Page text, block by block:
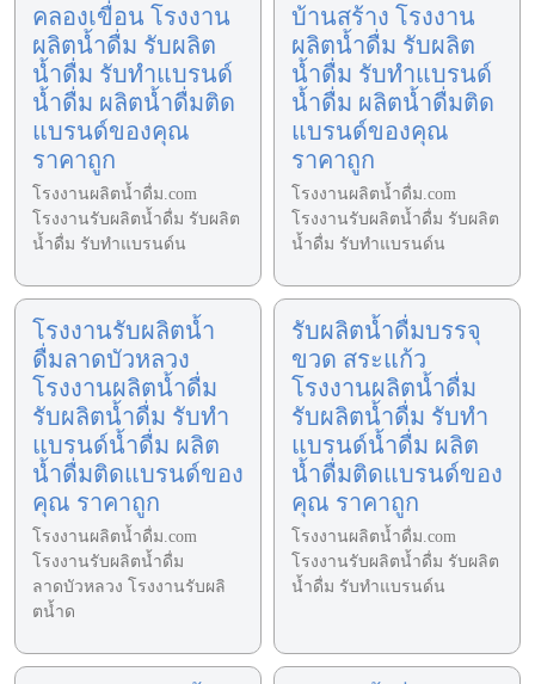
คลองเขื่อน โรงงาน
ผลิตน้ำดื่ม รับผลิต
น้ำดื่ม รับทำแบรนด์
น้ำดื่ม ผลิตน้ำดื่มติด
แบรนด์ของคุณ
ราคาถูก
โรงงานผลิตน้ำดื่ม.com
โรงงานรับผลิตน้ำดื่ม รับผลิต
น้ำดื่ม รับทำแบรนด์น
บ้านสร้าง โรงงาน
ผลิตน้ำดื่ม รับผลิต
น้ำดื่ม รับทำแบรนด์
น้ำดื่ม ผลิตน้ำดื่มติด
แบรนด์ของคุณ
ราคาถูก
โรงงานผลิตน้ำดื่ม.com
โรงงานรับผลิตน้ำดื่ม รับผลิต
น้ำดื่ม รับทำแบรนด์น
โรงงานรับผลิตน้ำ
ดื่มลาดบัวหลวง
โรงงานผลิตน้ำดื่ม
รับผลิตน้ำดื่ม รับทำ
แบรนด์น้ำดื่ม ผลิต
น้ำดื่มติดแบรนด์ของ
คุณ ราคาถูก
โรงงานผลิตน้ำดื่ม.com
โรงงานรับผลิตน้ำดื่ม
ลาดบัวหลวง โรงงานรับผลิ
ตน้ำด
รับผลิตน้ำดื่มบรรจุ
ขวด สระแก้ว
โรงงานผลิตน้ำดื่ม
รับผลิตน้ำดื่ม รับทำ
แบรนด์น้ำดื่ม ผลิต
น้ำดื่มติดแบรนด์ของ
คุณ ราคาถูก
โรงงานผลิตน้ำดื่ม.com
โรงงานรับผลิตน้ำดื่ม รับผลิต
น้ำดื่ม รับทำแบรนด์น